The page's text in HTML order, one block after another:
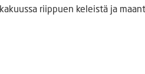
riippuen keleistä ja